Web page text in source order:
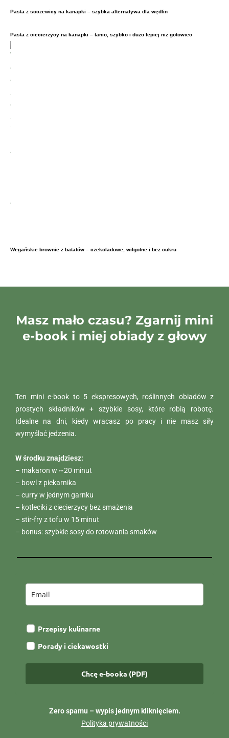
Pasta z soczewicy na kanapki – szybka alternatywa dla wędlin
Pasta z ciecierzycy na kanapki – tanio, szybko i dużo lepiej niż gotowiec
Wegańskie brownie z batatów – czekoladowe, wilgotne i bez cukru
Masz mało czasu? Zgarnij mini
e-book i miej obiady z głowy
Ten mini e-book to 5 ekspresowych, roślinnych obiadów z
prostych składników + szybkie sosy, które robią robotę.
Idealne na dni, kiedy wracasz po pracy i nie masz siły
wymyślać jedzenia.
W środku znajdziesz:
– makaron w ~20 minut
– bowl z piekarnika
– curry w jednym garnku
– kotleciki z ciecierzycy bez smażenia
– stir-fry z tofu w 15 minut
– bonus: szybkie sosy do rotowania smaków
Przepisy kulinarne
Porady i ciekawostki
Chcę e-booka (PDF)
Zero spamu – wypis jednym kliknięciem.
Polityka prywatności